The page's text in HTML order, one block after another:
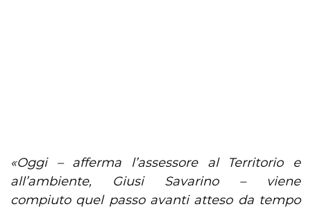
«Oggi – afferma l’assessore al Territorio e
all’ambiente, Giusi Savarino – viene
compiuto quel passo avanti atteso da tempo